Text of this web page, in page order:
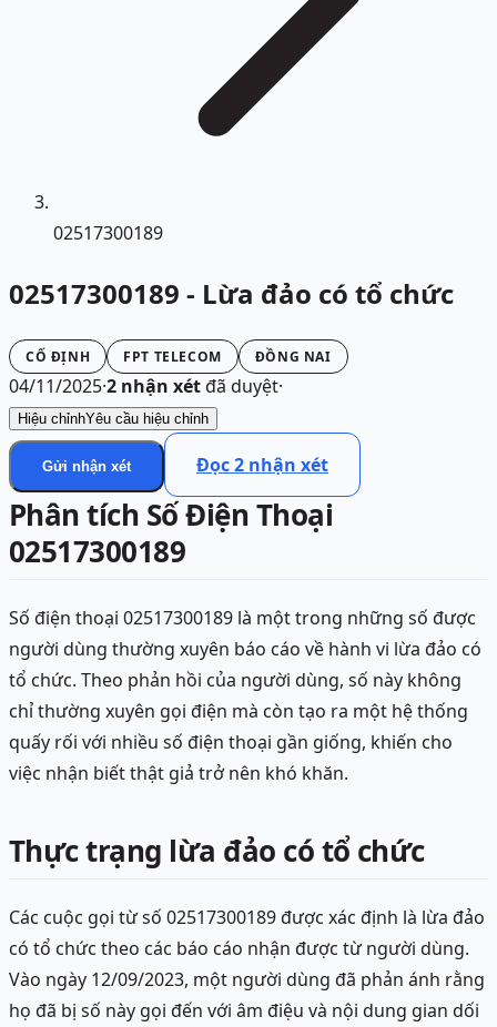
02517300189
02517300189 - Lừa đảo có tổ chức
CỐ ĐỊNH FPT TELECOM ĐỒNG NAI
04/11/2025·2 nhận xétđã duyệt·
Hiệu chỉnhYêu cầu hiệu chỉnh
Gửi nhận xét Đọc2 nhận xét
Phân tích Số Điện Thoại
02517300189
Số điện thoại 02517300189 là một trong những số được
người dùng thường xuyên báo cáo về hành vi lừa đảo có
tổ chức. Theo phản hồi của người dùng, số này không
chỉ thường xuyên gọi điện mà còn tạo ra một hệ thống
quấy rối với nhiều số điện thoại gần giống, khiến cho
việc nhận biết thật giả trở nên khó khăn.
Thực trạng lừa đảo có tổ chức
Các cuộc gọi từ số 02517300189 được xác định là lừa đảo
có tổ chức theo các báo cáo nhận được từ người dùng.
Vào ngày 12/09/2023, một người dùng đã phản ánh rằng
họ đã bị số này gọi đến với âm điệu và nội dung gian dối